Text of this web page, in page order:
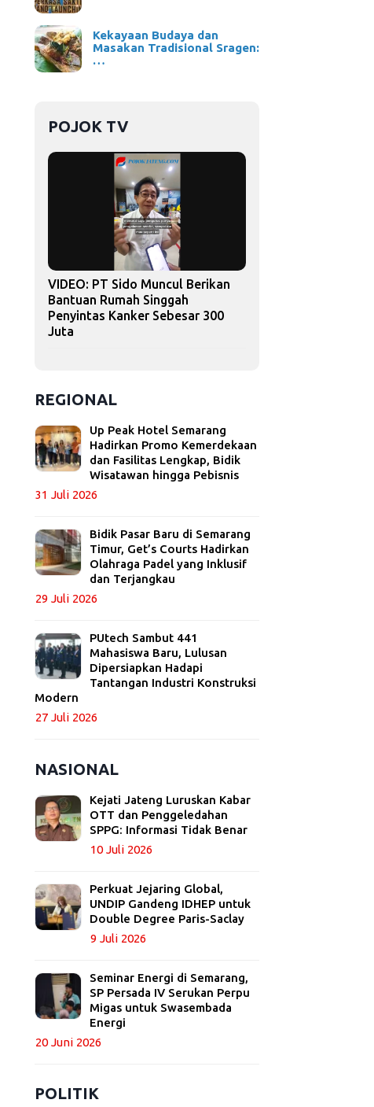
Kekayaan Budaya dan
Masakan Tradisional Sragen:
…
POJOK TV
VIDEO: PT Sido Muncul Berikan
Bantuan Rumah Singgah
Penyintas Kanker Sebesar 300
Juta
REGIONAL
Up Peak Hotel Semarang
Hadirkan Promo Kemerdekaan
dan Fasilitas Lengkap, Bidik
Wisatawan hingga Pebisnis
31 Juli 2026
Bidik Pasar Baru di Semarang
Timur, Get’s Courts Hadirkan
Olahraga Padel yang Inklusif
dan Terjangkau
29 Juli 2026
PUtech Sambut 441
Mahasiswa Baru, Lulusan
Dipersiapkan Hadapi
Tantangan Industri Konstruksi
Modern
27 Juli 2026
NASIONAL
Kejati Jateng Luruskan Kabar
OTT dan Penggeledahan
SPPG: Informasi Tidak Benar
10 Juli 2026
Perkuat Jejaring Global,
UNDIP Gandeng IDHEP untuk
Double Degree Paris-Saclay
9 Juli 2026
Seminar Energi di Semarang,
SP Persada IV Serukan Perpu
Migas untuk Swasembada
Energi
20 Juni 2026
POLITIK